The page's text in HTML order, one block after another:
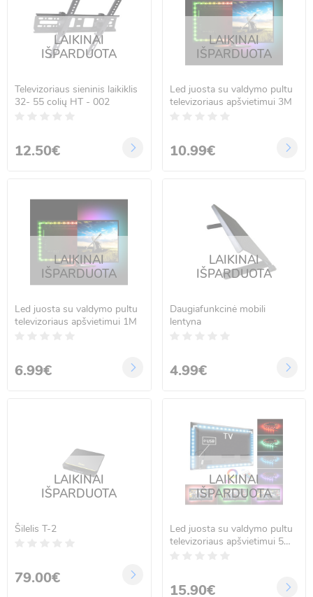
LAIKINAI
IŠPARDUOTA
Televizoriaus sieninis laikiklis
32- 55 colių HT - 002
12.50€
LAIKINAI
IŠPARDUOTA
Led juosta su valdymo pultu
televizoriaus apšvietimui 3M
10.99€
LAIKINAI
IŠPARDUOTA
Led juosta su valdymo pultu
televizoriaus apšvietimui 1M
6.99€
LAIKINAI
IŠPARDUOTA
Daugiafunkcinė mobili
lentyna
4.99€
LAIKINAI
IŠPARDUOTA
Šilelis T-2
79.00€
LAIKINAI
IŠPARDUOTA
Led juosta su valdymo pultu
televizoriaus apšvietimui 5M
15.90€